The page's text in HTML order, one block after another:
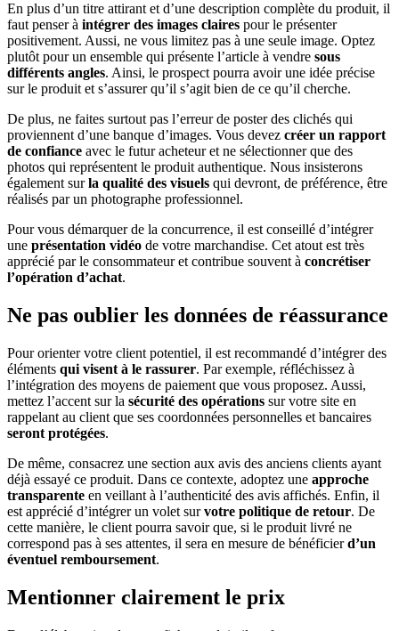
En plus d’un titre attirant et d’une description complète du produit, il
faut penser à intégrer des images claires pour le présenter
positivement. Aussi, ne vous limitez pas à une seule image. Optez
plutôt pour un ensemble qui présente l’article à vendre sous
différents angles. Ainsi, le prospect pourra avoir une idée précise
sur le produit et s’assurer qu’il s’agit bien de ce qu’il cherche.
De plus, ne faites surtout pas l’erreur de poster des clichés qui
proviennent d’une banque d’images. Vous devez créer un rapport
de confiance avec le futur acheteur et ne sélectionner que des
photos qui représentent le produit authentique. Nous insisterons
également surla qualité des visuels qui devront, de préférence, être
réalisés par un photographe professionnel.
Pour vous démarquer de la concurrence, il est conseillé d’intégrer
une présentation vidéo de votre marchandise. Cet atout est très
apprécié par le consommateur et contribue souvent à concrétiser
l’opération d’achat.
Ne pas oublier les données de réassurance
Pour orienter votre client potentiel, il est recommandé d’intégrer des
éléments qui visent à le rassurer. Par exemple, réfléchissez à
l’intégration des moyens de paiement que vous proposez. Aussi,
mettez l’accent sur la sécurité des opérations sur votre site en
rappelant au client que ses coordonnées personnelles et bancaires
seront protégées.
De même, consacrez une section aux avis des anciens clients ayant
déjà essayé ce produit. Dans ce contexte, adoptez une approche
transparente en veillant à l’authenticité des avis affichés. Enfin, il
est apprécié d’intégrer un volet survotre politique de retour. De
cette manière, le client pourra savoir que, si le produit livré ne
correspond pas à ses attentes, il sera en mesure de bénéficierd’un
éventuel remboursement.
Mentionner clairement le prix